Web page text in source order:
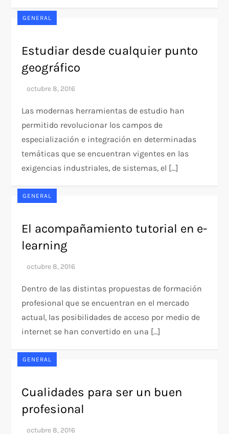
GENERAL
Estudiar desde cualquier punto
geográfico
Las modernas herramientas de estudio han
permitido revolucionar los campos de
especialización e integración en determinadas
temáticas que se encuentran vigentes en las
exigencias industriales, de sistemas, el […]
GENERAL
El acompañamiento tutorial en e-
learning
Dentro de las distintas propuestas de formación
profesional que se encuentran en el mercado
actual, las posibilidades de acceso por medio de
internet se han convertido en una […]
GENERAL
Cualidades para ser un buen
profesional